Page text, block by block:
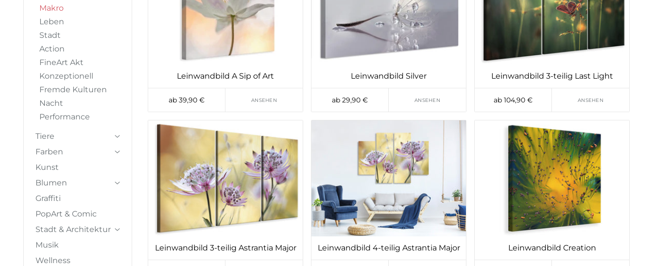
Makro
Leben
Stadt
Action
FineArt Akt
Konzeptionell
Fremde Kulturen
Nacht
Performance
Tiere
Farben
Kunst
Blumen
Graffiti
PopArt & Comic
Stadt & Architektur
Musik
Wellness
Leinwandbild A Sip of Art
ab 39,90 € ANSEHEN
Leinwandbild Silver
ab 29,90 € ANSEHEN
Leinwandbild 3-teilig Last Light
ab 104,90 € ANSEHEN
Leinwandbild 3-teilig Astrantia Major Leinwandbild 4-teilig Astrantia Major Leinwandbild Creation